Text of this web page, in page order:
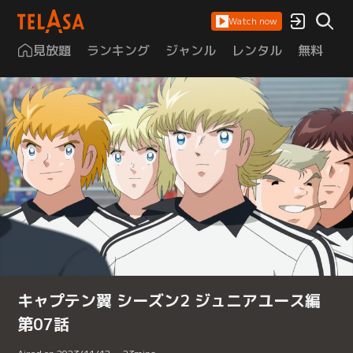
Watch now
見放題 ランキング ジャンル レンタル 無料
キャプテン翼 シーズン2 ジュニアユース編
第07話